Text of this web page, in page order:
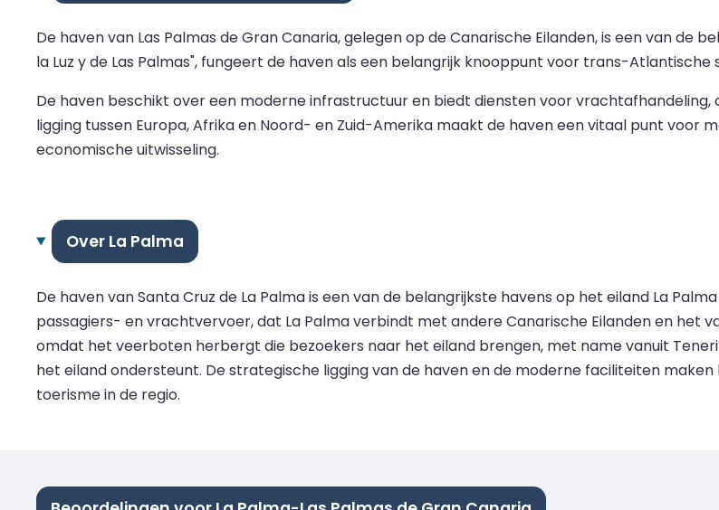
De haven van Las Palmas de Gran Canaria, gelegen op de Canarische Eilanden, is een van de
la Luz y de Las Palmas", fungeert de haven als een belangrijk knooppunt voor trans-
De haven beschikt over een moderne infrastructuur en biedt diensten voor
ligging tussen Europa, Afrika en Noord- en Zuid-Amerika maakt de haven een vitaal punt
economische uitwisseling.
Over La Palma
De haven van Santa Cruz de La Palma is een van de belangrijkste havens op het eiland La
passagiers- en vrachtvervoer, dat La Palma verbindt met andere Canarische Eilanden en het
omdat het veerboten herbergt die bezoekers naar het eiland brengen, met name vanuit
het eiland ondersteunt. De strategische ligging van de haven en de moderne faciliteiten
toerisme in de regio.